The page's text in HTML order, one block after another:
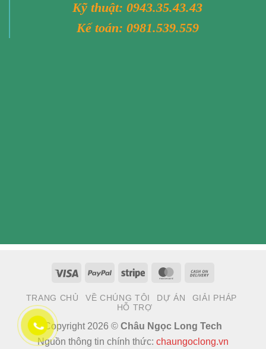
Kỹ thuật: 0943.35.43.43
Kế toán: 0981.539.559
Visa PayPal Stripe MasterCard
Delivery
TRANG CHỦ VỀ CHÚNG TÔI DỰ ÁN
GIẢI PHÁP
HỖ TRỢ
Copyright 2026 © Châu Ngọc Long Tech
Nguồn thông tin chính thức: chaungoclong.vn